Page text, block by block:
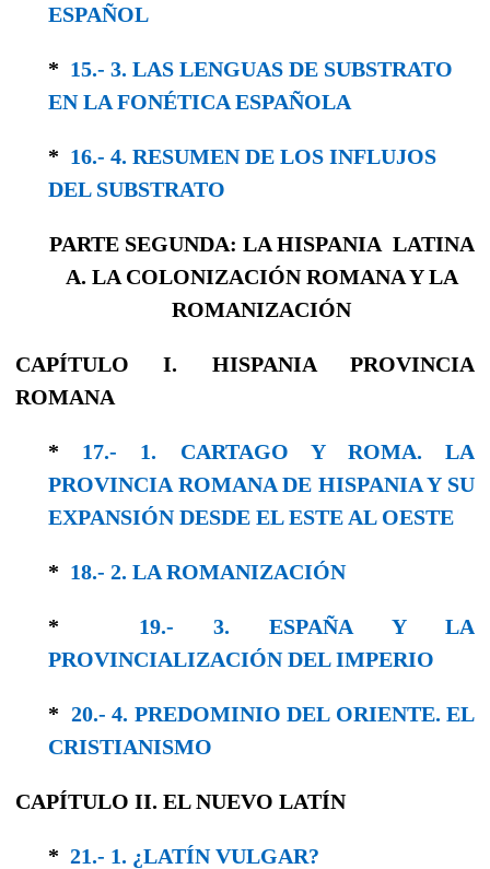
ESPAÑOL
* 15.- 3. LAS LENGUAS DE SUBSTRATO
EN LA FONÉTICA ESPAÑOLA
* 16.- 4. RESUMEN DE LOS INFLUJOS
DEL SUBSTRATO
PARTE SEGUNDA: LA HISPANIA LATINA
A. LA COLONIZACIÓN ROMANA Y LA
ROMANIZACIÓN
CAPÍTULO I. HISPANIA PROVINCIA
ROMANA
* 17.- 1. CARTAGO Y ROMA. LA
PROVINCIA ROMANA DE HISPANIA Y SU
EXPANSIÓN DESDE EL ESTE AL OESTE
* 18.- 2. LA ROMANIZACIÓN
* 19.- 3. ESPAÑA Y LA
PROVINCIALIZACIÓN DEL IMPERIO
* 20.- 4. PREDOMINIO DEL ORIENTE. EL
CRISTIANISMO
CAPÍTULO II. EL NUEVO LATÍN
* 21.- 1. ¿LATÍN VULGAR?